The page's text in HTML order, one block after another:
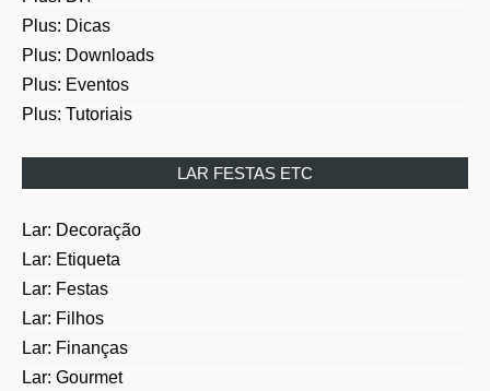
Plus: Dicas
Plus: Downloads
Plus: Eventos
Plus: Tutoriais
LAR FESTAS ETC
Lar: Decoração
Lar: Etiqueta
Lar: Festas
Lar: Filhos
Lar: Finanças
Lar: Gourmet